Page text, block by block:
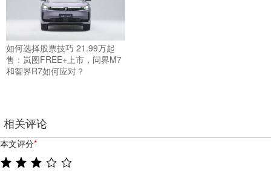
如何选择股票技巧 21.99万起
售：岚图FREE+上市，问界M7
和智界R7如何应对？
相关评论
本文评分*